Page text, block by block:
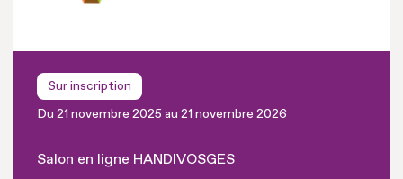
Sur inscription
Du 21 novembre 2025 au 21 novembre 2026
Salon en ligne HANDIVOSGES